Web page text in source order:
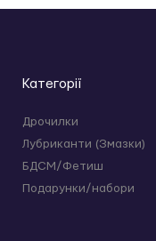
Категорії
Дрочилки
Лубриканти (Змазки)
БДСМ/Фетиш
Подарунки/набори